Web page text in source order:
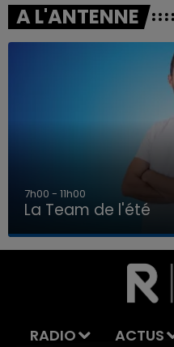
LA TEAM DE L'ÉTÉ
A L'ANTENNE
7h00 - 11h00
La Team de l'été
RADIO ACTUS